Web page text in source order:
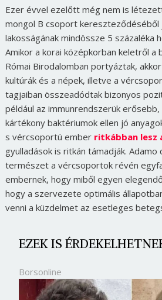
Ezer évvel ezelőtt még nem is
mongol B csoport
lakosságának mindössze 5 százaléka
Amikor a korai középkorban keletről a
Római Birodalomban portyáztak,
kultúrák és a népek, illetve a
tagjaiban összeadódtak bizonyos
például az immunrendszerük erősebb,
kártékony baktériumok ellen jó
s vércsoportú ember ritkábban lesz
gyulladások is ritkán támadják.
természet a vércsoportok révén
embernek, hogy miből egyen
hogy a szervezete optimális
venni a küzdelmet az esetleges
EZEK IS
Borsonline